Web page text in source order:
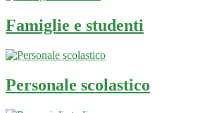
Famiglie e studenti
Personale scolastico